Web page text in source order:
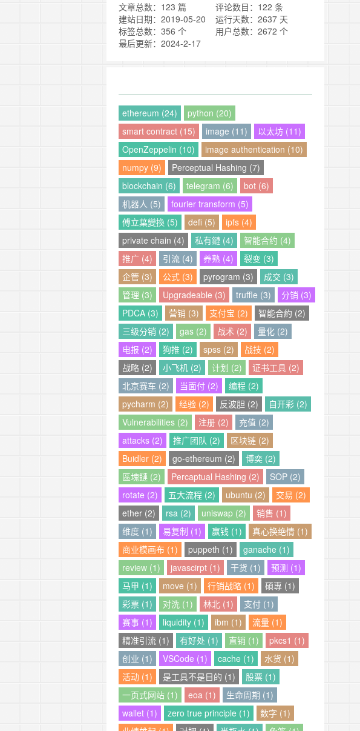
文章总数：123 篇
评论数目：122 条
建站日期：2019-05-20
运行天数：2637 天
标签总数：356 个
用户总数：2672 个
最后更新：2024-2-17
ethereum (24)
python (20)
smart contract (15)
image (11)
以太坊 (11)
OpenZeppelin (10)
image authentication (10)
numpy (9)
Perceptual Hashing (7)
blockchain (6)
telegram (6)
bot (6)
机器人 (5)
fourier transform (5)
傅立葉變換 (5)
defi (5)
ipfs (4)
private chain (4)
私有鏈 (4)
智能合约 (4)
推广 (4)
引流 (4) 养熟 (4)
裂变 (3)
企管 (3)
公式 (3) pyrogram (3)
成交 (3)
管理 (3)
Upgradeable (3) truffle (3)
分销 (3)
PDCA (3)
营销 (3) 支付宝 (2)
智能合約 (2)
三级分销 (2)
gas (2) 战术 (2)
量化 (2)
电报 (2)
狗推 (2) spss (2)
战技 (2)
战略 (2)
小飞机 (2) 计划 (2)
证书工具 (2)
北京赛车 (2)
当面付 (2)
编程 (2)
pycharm (2)
经验 (2) 反波胆 (2)
自开彩 (2)
Vulnerabilities (2)
注册 (2)
充值 (2)
attacks (2)
推广团队 (2)
区块链 (2)
Buidler (2)
go-ethereum (2)
博奕 (2)
區塊鏈 (2)
Percaptual Hashing (2)
SOP (2)
rotate (2)
五大流程 (2) ubuntu (2)
交易 (2)
ether (2)
rsa (2) uniswap (2)
销售 (1)
维度 (1)
易复制 (1) 赢钱 (1)
真心换绝情 (1)
商业模画布 (1)
puppeth (1)
ganache (1)
review (1)
javascirpt (1) 干货 (1)
预测 (1)
马甲 (1)
move (1) 行销战略 (1)
碩專 (1)
彩票 (1)
对洗 (1) 林北 (1)
支付 (1)
赛事 (1)
liquidity (1) ibm (1)
流量 (1)
精准引流 (1)
有好处 (1) 直销 (1)
pkcs1 (1)
创业 (1)
VSCode (1) cache (1)
水货 (1)
活动 (1)
是工具不是目的 (1)
股票 (1)
一页式网站 (1)
eoa (1)
生命周期 (1)
wallet (1)
zero true principle (1)
数字 (1)